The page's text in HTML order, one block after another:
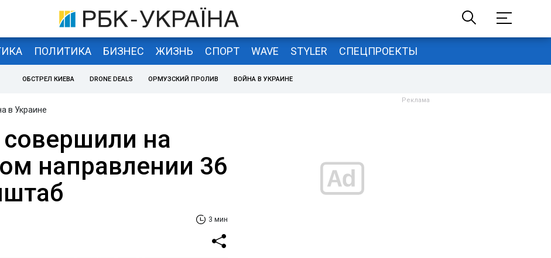
ПОЛИТИКА БИЗНЕС ЖИЗНЬ СПОРТ WAVE STYLER СПЕЦПРОЕКТЫ
ОБСТРЕЛ КИЕВА DRONE DEALS ОРМУЗСКИЙ ПРОЛИВ ВОЙНА В УКРАИНЕ
в Украине
на
направлении 36
3 мин